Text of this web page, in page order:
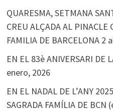
QUARESMA, SETMANA
CREU ALÇADA AL PINACLE
FAMILIA DE BARCELONA 2
EN EL 83è ANIVERSARI DE
enero, 2026
EN EL NADAL DE L’ANY
SAGRADA FAMÍLIA DE